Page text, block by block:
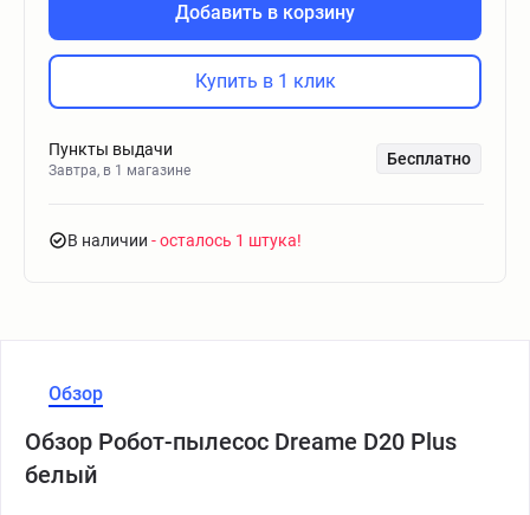
Добавить в корзину
Купить в 1 клик
Пункты выдачи
Завтра, в 1 магазине
Бесплатно
В наличии - осталось 1 штука
Обзор
Обзор Робот-пылесос Dreame D20 Plus
белый